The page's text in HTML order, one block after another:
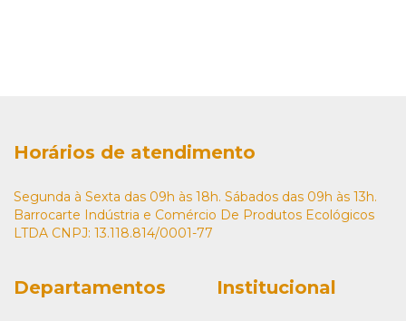
Horários de atendimento
Segunda à Sexta das 09h às 18h. Sábados das 09h às 13h.
Barrocarte Indústria e Comércio De Produtos Ecológicos
LTDA CNPJ: 13.118.814/0001-77
Departamentos Institucional